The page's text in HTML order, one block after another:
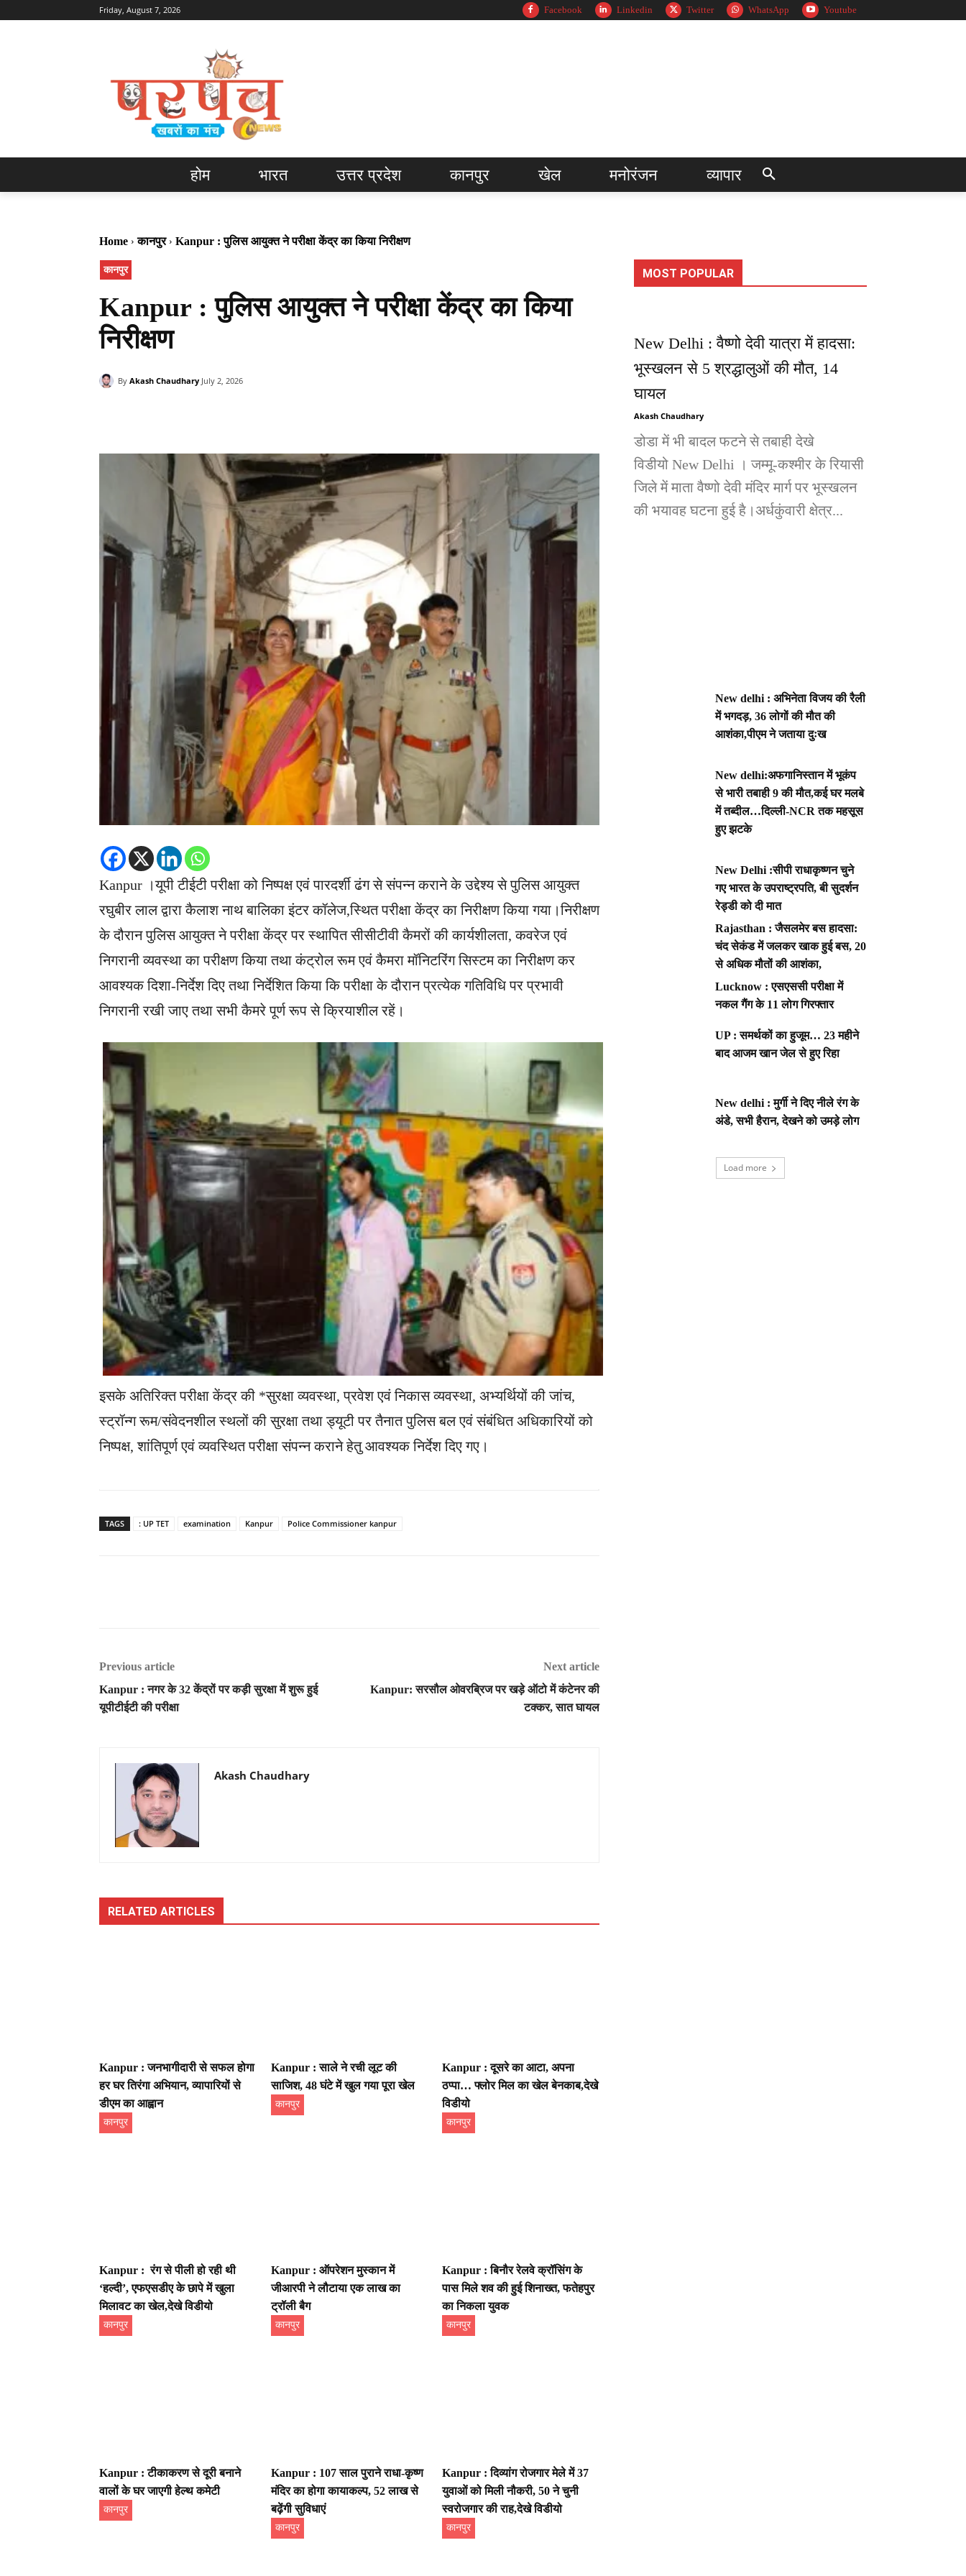
Friday, August 7, 2026 Facebook Linkedin Twitter WhatsApp Youtube
होम भारत उत्तर प्रदेश कानपुर खेल मनोरंजन व्यापार
Home कानपुर Kanpur : पुलिस आयुक्त ने परीक्षा केंद्र का किया निरीक्षण
कानपुर
Kanpur : पुलिस आयुक्त ने परीक्षा केंद्र का किया
निरीक्षण
By Akash Chaudhary July 2, 2026
Kanpur ।यूपी टीईटी परीक्षा को निष्पक्ष एवं पारदर्शी ढंग से संपन्न कराने के उद्देश्य से पुलिस आयुक्त
रघुबीर लाल द्वारा कैलाश नाथ बालिका इंटर कॉलेज,स्थित परीक्षा केंद्र का निरीक्षण किया गया।निरीक्षण
के दौरान पुलिस आयुक्त ने परीक्षा केंद्र पर स्थापित सीसीटीवी कैमरों की कार्यशीलता, कवरेज एवं
निगरानी व्यवस्था का परीक्षण किया तथा कंट्रोल रूम एवं कैमरा मॉनिटरिंग सिस्टम का निरीक्षण कर
आवश्यक दिशा-निर्देश दिए तथा निर्देशित किया कि परीक्षा के दौरान प्रत्येक गतिविधि पर प्रभावी
निगरानी रखी जाए तथा सभी कैमरे पूर्ण रूप से क्रियाशील रहें।
इसके अतिरिक्त परीक्षा केंद्र की *सुरक्षा व्यवस्था, प्रवेश एवं निकास व्यवस्था, अभ्यर्थियों की जांच,
स्ट्रॉन्ग रूम/संवेदनशील स्थलों की सुरक्षा तथा ड्यूटी पर तैनात पुलिस बल एवं संबंधित अधिकारियों को
निष्पक्ष, शांतिपूर्ण एवं व्यवस्थित परीक्षा संपन्न कराने हेतु आवश्यक निर्देश दिए गए।
TAGS : UP TET examination Kanpur Police Commissioner kanpur
Previous article
Kanpur : नगर के 32 केंद्रों पर कड़ी सुरक्षा में शुरू हुई
यूपीटीईटी की परीक्षा
Next article
Kanpur: सरसौल ओवरब्रिज पर खड़े ऑटो में कंटेनर की
टक्कर, सात घायल
Akash Chaudhary
RELATED ARTICLES
Kanpur : जनभागीदारी से सफल होगा
हर घर तिरंगा अभियान, व्यापारियों से
डीएम का आह्वान
कानपुर
Kanpur : साले ने रची लूट की
साजिश, 48 घंटे में खुल गया पूरा खेल
कानपुर
Kanpur : दूसरे का आटा, अपना
ठप्पा… फ्लोर मिल का खेल बेनकाब,देखे
विडीयो
कानपुर
Kanpur : रंग से पीली हो रही थी
‘हल्दी’, एफएसडीए के छापे में खुला
मिलावट का खेल,देखे विडीयो
कानपुर
Kanpur : ऑपरेशन मुस्कान में
जीआरपी ने लौटाया एक लाख का
ट्रॉली बैग
कानपुर
Kanpur : बिनौर रेलवे क्रॉसिंग के
पास मिले शव की हुई शिनाख्त, फतेहपुर
का निकला युवक
कानपुर
Kanpur : टीकाकरण से दूरी बनाने
वालों के घर जाएगी हेल्थ कमेटी
कानपुर
Kanpur : 107 साल पुराने राधा-कृष्ण
मंदिर का होगा कायाकल्प, 52 लाख से
बढ़ेंगी सुविधाएं
कानपुर
Kanpur : दिव्यांग रोजगार मेले में 37
युवाओं को मिली नौकरी, 50 ने चुनी
स्वरोजगार की राह,देखे विडीयो
कानपुर
MOST POPULAR
New Delhi : वैष्णो देवी यात्रा में हादसा:
भूस्खलन से 5 श्रद्धालुओं की मौत, 14
घायल
Akash Chaudhary
डोडा में भी बादल फटने से तबाही देखे
विडीयो New Delhi । जम्मू-कश्मीर के रियासी
जिले में माता वैष्णो देवी मंदिर मार्ग पर भूस्खलन
की भयावह घटना हुई है।अर्धकुंवारी क्षेत्र...
New delhi : अभिनेता विजय की रैली
में भगदड़, 36 लोगों की मौत की
आशंका,पीएम ने जताया दुःख
New delhi:अफगानिस्तान में भूकंप
से भारी तबाही 9 की मौत,कई घर मलबे
में तब्दील…दिल्ली-NCR तक महसूस
हुए झटके
New Delhi :सीपी राधाकृष्णन चुने
गए भारत के उपराष्ट्रपति, बी सुदर्शन
रेड्डी को दी मात
Rajasthan : जैसलमेर बस हादसा:
चंद सेकंड में जलकर खाक हुई बस, 20
से अधिक मौतों की आशंका,
Lucknow : एसएससी परीक्षा में
नकल गैंग के 11 लोग गिरफ्तार
UP : समर्थकों का हुजूम… 23 महीने
बाद आजम खान जेल से हुए रिहा
New delhi : मुर्गी ने दिए नीले रंग के
अंडे, सभी हैरान, देखने को उमड़े लोग
Load more